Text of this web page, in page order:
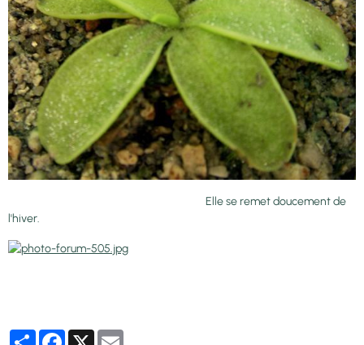
Elle se remet doucement de
l'hiver.
PartagerFacebook
X